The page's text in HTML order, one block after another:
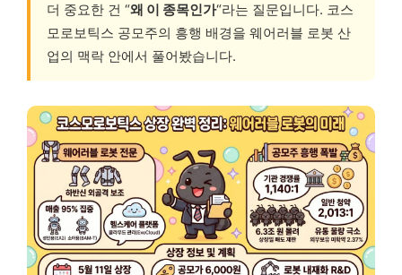
더 중요한 건 “왜 이 종목인가“라는 질문입니다. 코스
모로보틱스 공모주의 흥행 배경을 웨어러블 로봇 산
업의 맥락 안에서 풀어봤습니다.